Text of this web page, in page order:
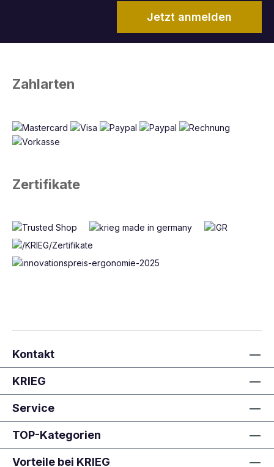
Jetzt anmelden
Zahlarten
Zertifikate
Kontakt
KRIEG
Service
TOP-Kategorien
Vorteile bei KRIEG